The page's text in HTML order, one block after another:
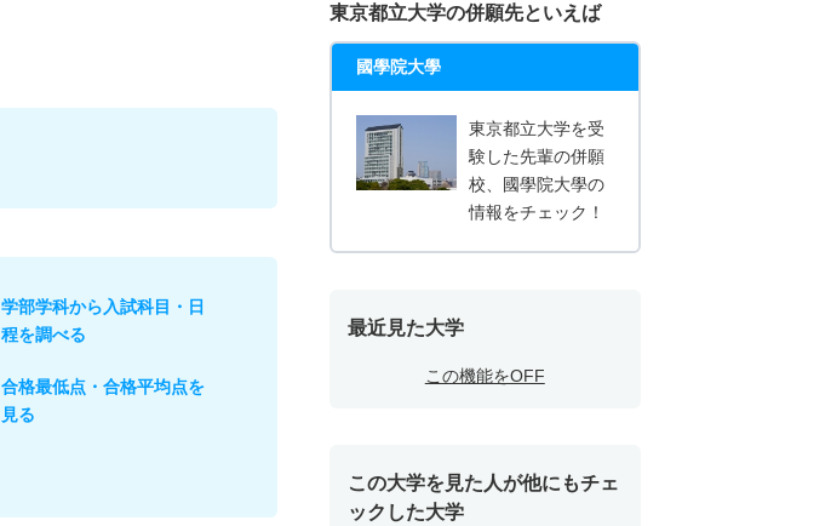
学部学科から入試科目・日
程を調べる
合格最低点・合格平均点を
見る
東京都立大学の併願先といえば
國學院大學
東京都立大学を受
験した先輩の併願
校、國學院大學の
情報をチェック！
最近見た大学
この機能をOFF
この大学を見た人が他にもチェ
ックした大学